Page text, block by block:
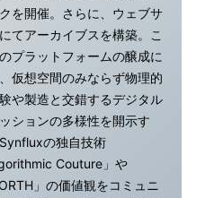
クを開催。さらに、ウェブサ
てアーカイブスを構築。こ
プラットフォームの醸成に
仮想空間のみならず物理的
や製造と交錯するデジタル
ションの多様性を開示す
の独自技術
Couture」や
」の価値観をコミュニ